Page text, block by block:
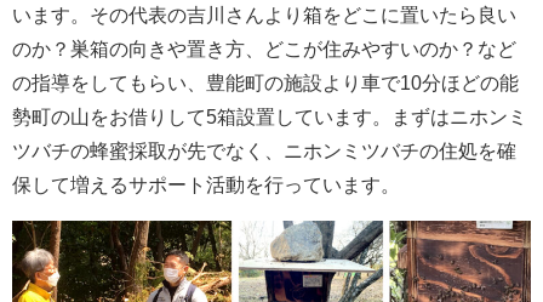
います。その代表の吉川さんより箱をどこに置いたら良い
のか？巣箱の向きや置き方、どこが住みやすいのか？など
の指導をしてもらい、豊能町の施設より車で10分ほどの能
勢町の山をお借りして5箱設置しています。まずはニホンミ
ツバチの蜂蜜採取が先でなく、ニホンミツバチの住処を確
保して増えるサポート活動を行っています。